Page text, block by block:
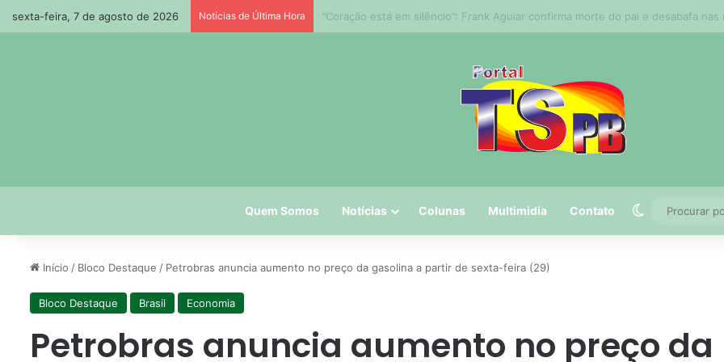
sexta-feira, 7 de agosto de 2026 Notícias de Última Hora Paraíba tem 5º maior crescimento do país no Ideb do ensino médio na rede
Quem Somos Notícias Colunas Multimidia Contato Switch skin
Início / Bloco Destaque / Petrobras anuncia aumento no preço da gasolina a partir de sexta-feira (29)
Bloco Destaque Brasil Economia
Petrobras anuncia aumento no preço da